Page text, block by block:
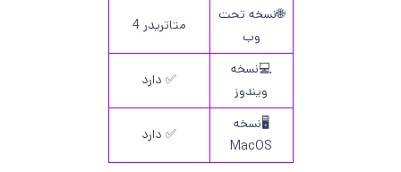
🌐نسخه تحت
وب
متاتریدر 4
💻نسخه
ویندوز
✅ دارد
🖥️نسخه
MacOS
✅ دارد